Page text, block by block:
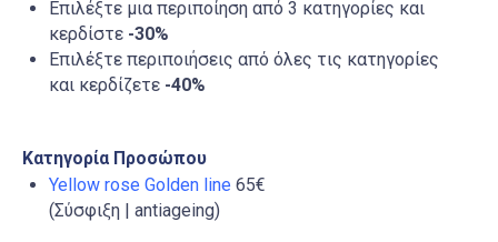
Επιλέξτε μια περιποίηση από 3 κατηγορίες και
κερδίστε -30%
Επιλέξτε περιποιήσεις από όλες τις κατηγορίες
και κερδίζετε -40%
Κατηγορία Προσώπου
Yellow rose Golden line 65€
(Σύσφιξη | antiageing)